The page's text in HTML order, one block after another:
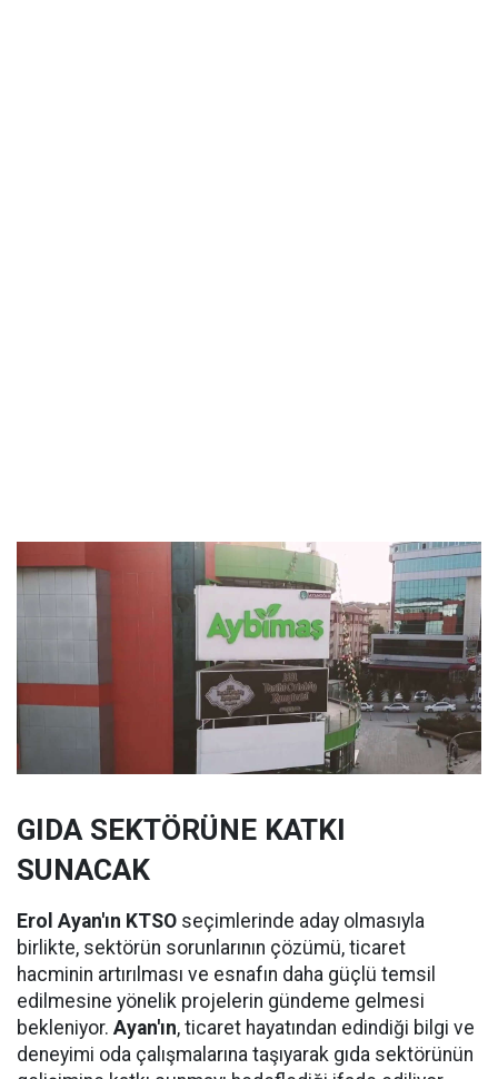
GIDA SEKTÖRÜNE KATKI
SUNACAK
Erol Ayan'ın KTSO seçimlerinde aday olmasıyla
birlikte, sektörün sorunlarının çözümü, ticaret
hacminin artırılması ve esnafın daha güçlü temsil
edilmesine yönelik projelerin gündeme gelmesi
bekleniyor. Ayan'ın, ticaret hayatından edindiği bilgi ve
deneyimi oda çalışmalarına taşıyarak gıda sektörünün